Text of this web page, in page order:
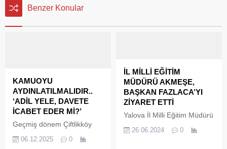
Benzer Konular
KAMUOYU
AYDINLATILMALIDIR..
‘ADİL YELE, DAVETE
İCABET EDER Mİ?’
Geçmiş dönem Çiftlikköy
Silpagar, kamuoyunda son
06.12.2025 0
İL MİLLİ EĞİTİM
MÜDÜRÜ AKMEŞE,
BAŞKAN FAZLACA’YI
ZİYARET ETTİ
Yalova İl Milli Eğitim Müdürü
Altınova Belediye Başkanı
26.06.2024 0